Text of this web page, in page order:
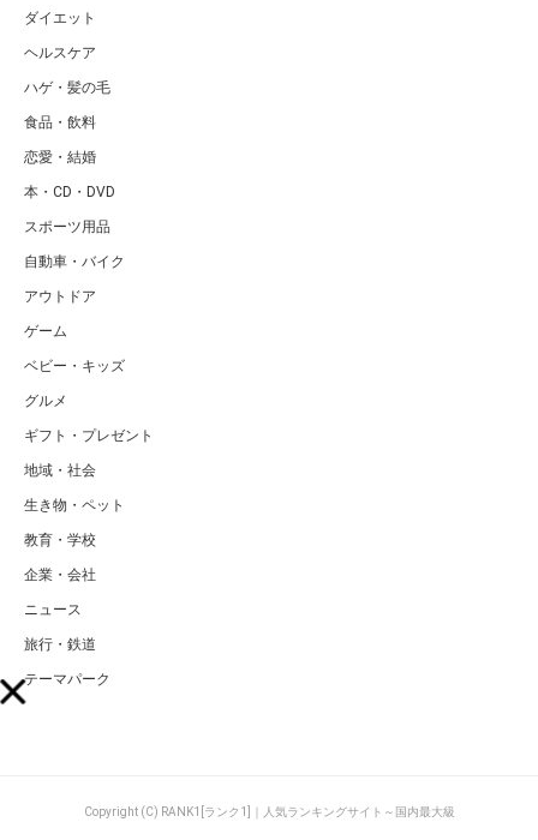
ダイエット
ヘルスケア
ハゲ・髪の毛
食品・飲料
恋愛・結婚
本・CD・DVD
スポーツ用品
自動車・バイク
アウトドア
ゲーム
ベビー・キッズ
グルメ
ギフト・プレゼント
地域・社会
生き物・ペット
教育・学校
企業・会社
ニュース
旅行・鉄道
テーマパーク
Copyright (C) RANK1[ランク1]｜人気ランキングサイト～国内最大級